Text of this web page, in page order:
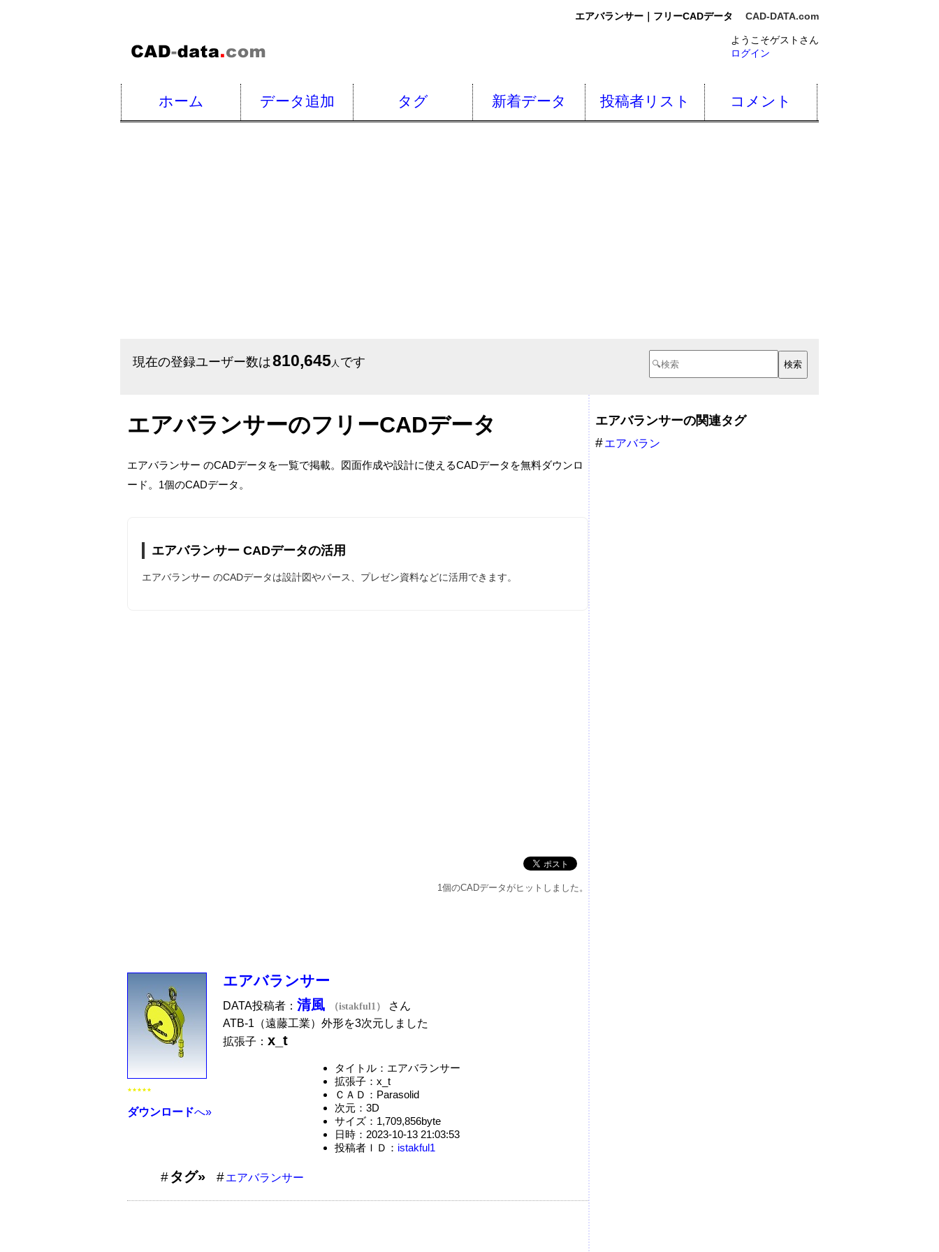
エアバランサー｜フリーCADデータ CAD-DATA.com
ようこそゲストさん
ログイン
ホーム データ追加 タグ 新着データ 投稿者リスト コメント
現在の登録ユーザー数は810,645人 です
エアバランサーのフリーCADデータ
エアバランサー のCADデータを一覧で掲載。図面作成や設計に使えるCADデータを無料ダウンロ
ード。1個のCADデータ。
エアバランサー CADデータの活用
エアバランサー のCADデータは設計図やパース、プレゼン資料などに活用できます。
1個のCADデータがヒットしました。
★★★★★
ダウンロードへ»
エアバランサー
DATA投稿者： 清風 （istakful1）
さん
ATB-1（遠藤工業）外形を3次元しました
拡張子： x_t
タイトル：エアバランサー
拡張子：x_t
ＣＡＤ：Parasolid
次元：3D
サイズ：1,709,856byte
日時：2023-10-13 21:03:53
投稿者ＩＤ： istakful1
タグ» エアバランサー
エアバランサーの関連タグ
エアバラン